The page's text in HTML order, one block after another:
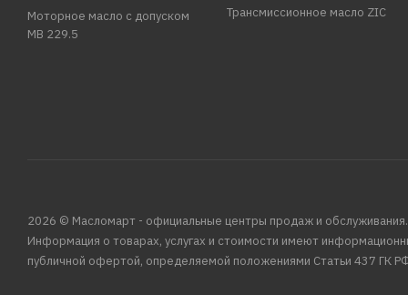
Моторное масло с допуском
MB 229.5
Трансмиссионное масло ZIC
2026 © Масломарт - официальные центры продаж и обслуживания.
Информация о товарах, услугах и стоимости имеют
публичной офертой, определяемой положениями Статьи 437 ГК